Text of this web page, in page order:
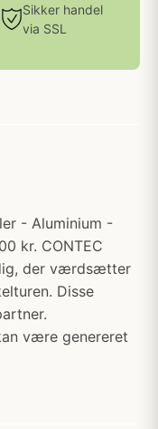
Sikker handel
via SSL
- Aluminium -
kr. CONTEC
der værdsætter
Disse
være genereret